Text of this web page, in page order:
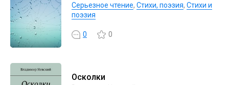
Серьезное чтение, Cтихи, поэзия, Стихи и
поэзия
0 0
Осколки